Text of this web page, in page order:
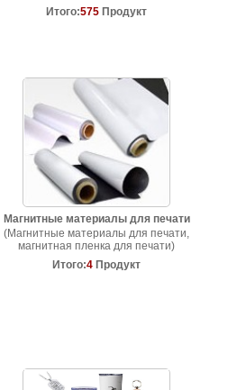
Итого:575 Продукт
Магнитные материалы для печати
(Магнитные материалы для печати,
магнитная пленка для печати)
Итого:4 Продукт